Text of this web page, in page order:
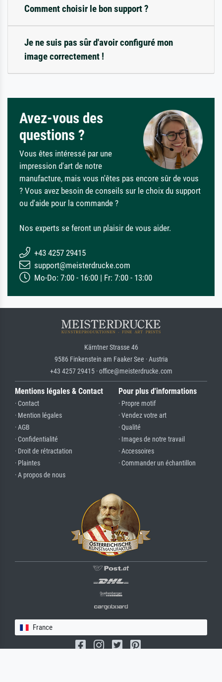
Comment choisir le bon support ?
Je ne suis pas sûr d'avoir configuré mon
image correctement !
Avez-vous des
questions ?
Vous êtes intéressé par une
impression d'art de notre
manufacture, mais vous n'êtes pas encore sûr de vous
? Vous avez besoin de conseils sur le choix du support
ou d'aide pour la commande ?
Nos experts se feront un plaisir de vous aider.
+43 4257 29415
support@meisterdrucke.com
Mo-Do: 7:00 - 16:00 | Fr: 7:00 - 13:00
Kärntner Strasse 46
9586 Finkenstein am Faaker See · Austria
+43 4257 29415 · office@meisterdrucke.com
Mentions légales & Contact
· Contact
· Mention légales
· AGB
· Confidentialité
· Droit de rétractation
· Plaintes
· A propos de nous
Pour plus d'informations
· Propre motif
· Vendez votre art
· Qualité
· Images de notre travail
· Accessoires
· Commander un échantillon
France